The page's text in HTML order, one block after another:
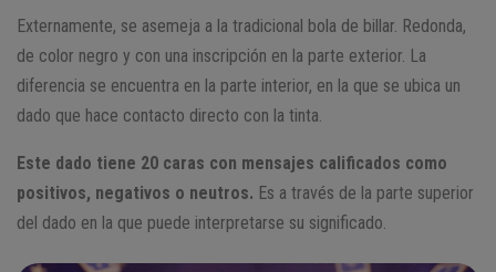
Externamente, se asemeja a la tradicional bola de billar. Redonda,
de color negro y con una inscripción en la parte exterior. La
diferencia se encuentra en la parte interior, en la que se ubica un
dado que hace contacto directo con la tinta.
Este dado tiene 20 caras con mensajes calificados como
positivos, negativos o neutros. Es a través de la parte superior
del dado en la que puede interpretarse su significado.